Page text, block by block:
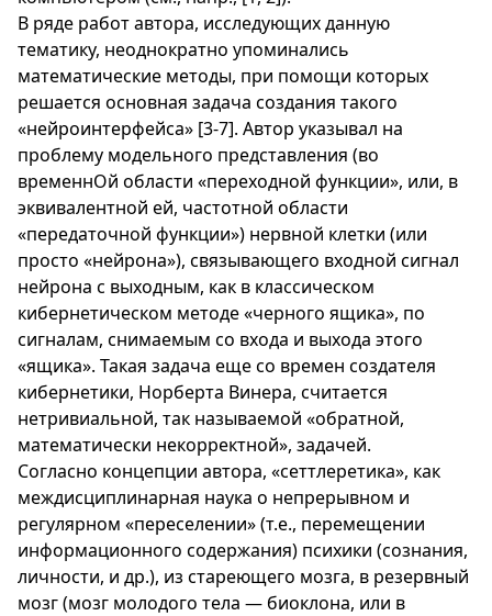
В ряде работ автора, исследующих данную
тематику, неоднократно упоминались
математические методы, при помощи которых
решается основная задача создания такого
«нейроинтерфейса» [3-7]. Автор указывал на
проблему модельного представления (во
временнОй области «переходной функции», или, в
эквивалентной ей, частотной области
«передаточной функции») нервной клетки (или
просто «нейрона»), связывающего входной сигнал
нейрона с выходным, как в классическом
кибернетическом методе «черного ящика», по
сигналам, снимаемым со входа и выхода этого
«ящика». Такая задача еще со времен создателя
кибернетики, Норберта Винера, считается
нетривиальной, так называемой «обратной,
математически некорректной», задачей.
Согласно концепции автора, «сеттлеретика», как
междисциплинарная наука о непрерывном и
регулярном «переселении» (т.е., перемещении
информационного содержания) психики (сознания,
личности, и др.), из стареющего мозга, в резервный
мозг (мозг молодого тела — биоклона, или в